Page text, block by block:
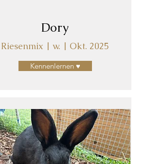
Dory
Riesenmix | w. | Okt. 2025
Kennenlernen ♥